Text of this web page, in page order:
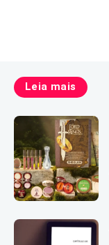
Leia mais